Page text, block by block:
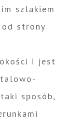
szlakiem
od strony
i jest
sposób,